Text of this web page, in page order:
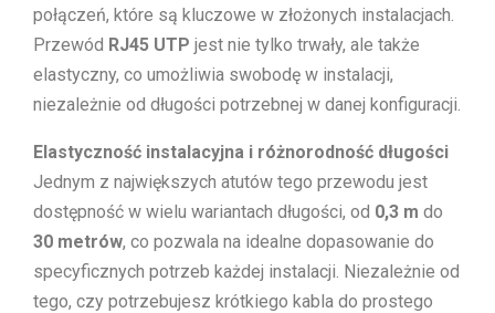
połączeń, które są kluczowe w złożonych instalacjach.
Przewód RJ45 UTP jest nie tylko trwały, ale także
elastyczny, co umożliwia swobodę w instalacji,
niezależnie od długości potrzebnej w danej konfiguracji.
Elastyczność instalacyjna i różnorodność długości
Jednym z największych atutów tego przewodu jest
dostępność w wielu wariantach długości, od 0,3 m do
30 metrów, co pozwala na idealne dopasowanie do
specyficznych potrzeb każdej instalacji. Niezależnie od
tego, czy potrzebujesz krótkiego kabla do prostego